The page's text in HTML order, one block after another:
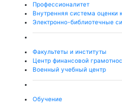
Профессионалитет
Внутренняя система оценки
Электронно-библиотечные
Факультеты и институты
Центр финансовой
Военный учебный центр
Обучение